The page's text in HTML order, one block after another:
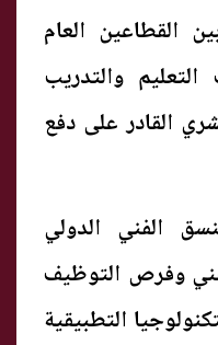
القطاعين العام
والتدريب
القادر على دفع
الفني الدولي
وفرص التوظيف
التطبيقية